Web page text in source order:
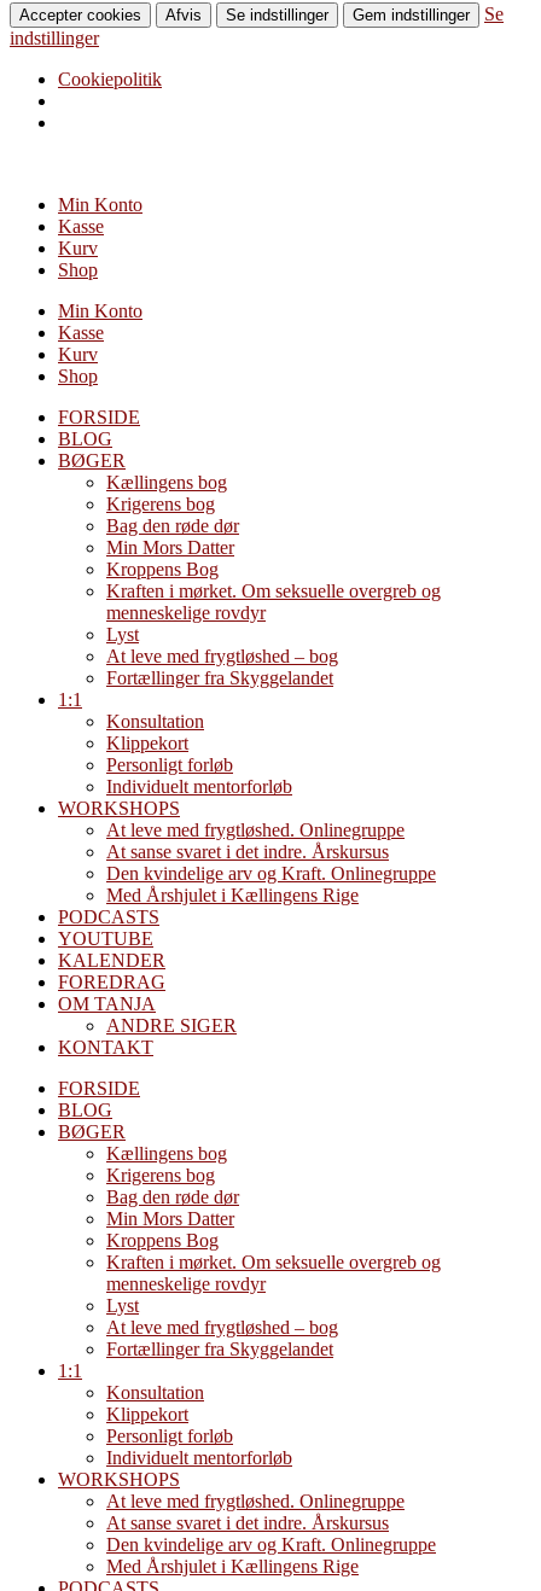
Accepter cookies Afvis Se indstillinger Gem indstillinger
Se
indstillinger
Cookiepolitik
indholdMin Konto
Kasse
Kurv
Shop
Min Konto
Kasse
Kurv
Shop
FORSIDE
BLOG
BØGER
Kællingens bog
Krigerens bog
Bag den røde dør
Min Mors Datter
Kroppens Bog
Kraften i mørket. Om seksuelle overgreb og
menneskelige rovdyr
Lyst
At leve med frygtløshed – bog
Fortællinger fra Skyggelandet
1:1
Konsultation
Klippekort
Personligt forløb
Individuelt mentorforløb
WORKSHOPS
At leve med frygtløshed. Onlinegruppe
At sanse svaret i det indre. Årskursus
Den kvindelige arv og Kraft. Onlinegruppe
Med Årshjulet i Kællingens Rige
PODCASTS
YOUTUBE
KALENDER
FOREDRAG
OM TANJA
ANDRE SIGER
KONTAKT
FORSIDE
BLOG
BØGER
Kællingens bog
Krigerens bog
Bag den røde dør
Min Mors Datter
Kroppens Bog
Kraften i mørket. Om seksuelle overgreb og
menneskelige rovdyr
Lyst
At leve med frygtløshed – bog
Fortællinger fra Skyggelandet
1:1
Konsultation
Klippekort
Personligt forløb
Individuelt mentorforløb
WORKSHOPS
At leve med frygtløshed. Onlinegruppe
At sanse svaret i det indre. Årskursus
Den kvindelige arv og Kraft. Onlinegruppe
Med Årshjulet i Kællingens Rige